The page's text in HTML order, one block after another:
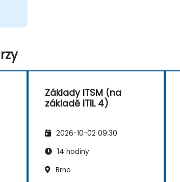
Základy ITSM (na
základě ITIL 4)
2026-10-02 09:30
14 hodiny
Brno